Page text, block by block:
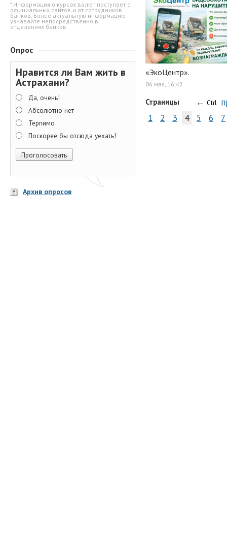
* Информация о курсах валют поступает с
официальных сайтов и от сотрудников
банков. Более актуальную информацию
узнавайте непосредственно в
отделениях банков.
Опрос
Нравится ли Вам жить в
Астрахани?
Да, очень!
Абсолютно нет
Терпимо
Поскорее бы отсюда уехать!
Архив опросов
«ЭкоЦентр».
06 мая, 16:42
Страницы ← Ctrl
1
2 3 4 5 6 7